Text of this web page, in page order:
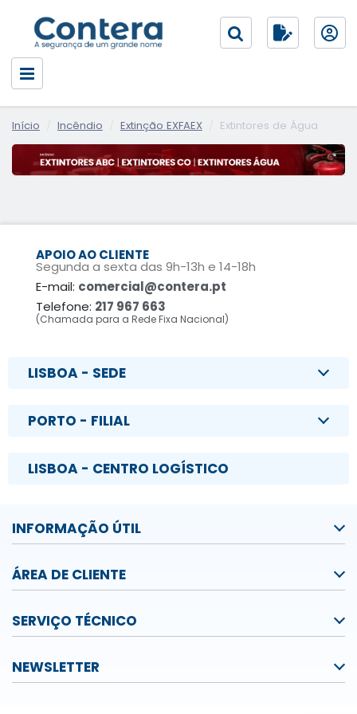
Início Incêndio Extinção EXFAEX Extintores de Água
APOIO AO CLIENTE
Segunda a sexta das 9h-13h e 14-18h
E-mail: comercial@contera.pt
Telefone: 217 967 663
(Chamada para a Rede Fixa Nacional)
LISBOA - SEDE
PORTO - FILIAL
LISBOA - CENTRO LOGÍSTICO
INFORMAÇÃO ÚTIL
ÁREA DE CLIENTE
SERVIÇO TÉCNICO
NEWSLETTER